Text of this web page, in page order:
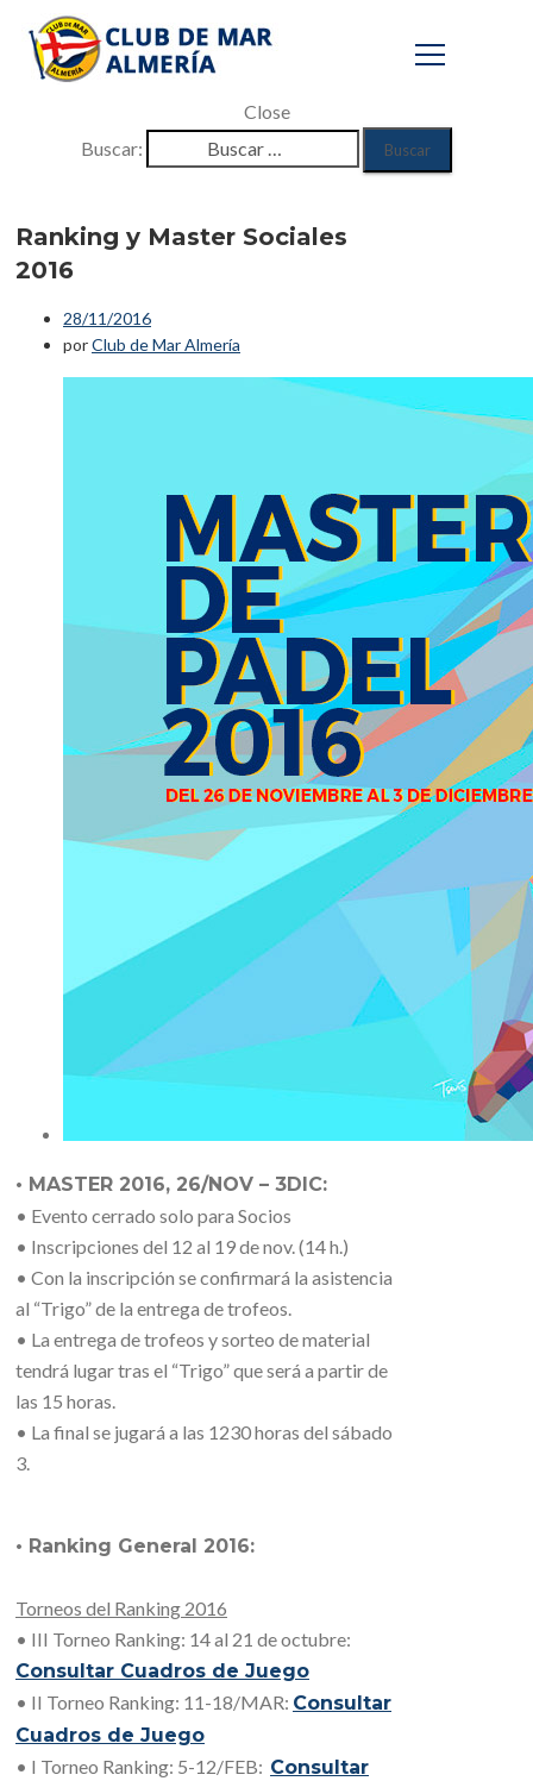
Close
Buscar:
Sociales 2016
Eventos
Ranking y Master Sociales
2016
28/11/2016
porClub de Mar Almería
• MASTER 2016, 26/NOV – 3DIC:
• Evento cerrado solo para Socios
• Inscripciones del 12 al 19 de nov. (14 h.)
• Con la inscripción se confirmará la asistencia
al “Trigo” de la entrega de trofeos.
• La entrega de trofeos y sorteo de material
tendrá lugar tras el “Trigo” que será a partir de
las 15 horas.
• La final se jugará a las 1230 horas del sábado
3.
• Ranking General 2016:
Torneos del Ranking 2016
• III Torneo Ranking: 14 al 21 de octubre:
Consultar Cuadros de Juego
• II Torneo Ranking: 11-18/MAR: Consultar
Cuadros de Juego
• I Torneo Ranking: 5-12/FEB: Consultar